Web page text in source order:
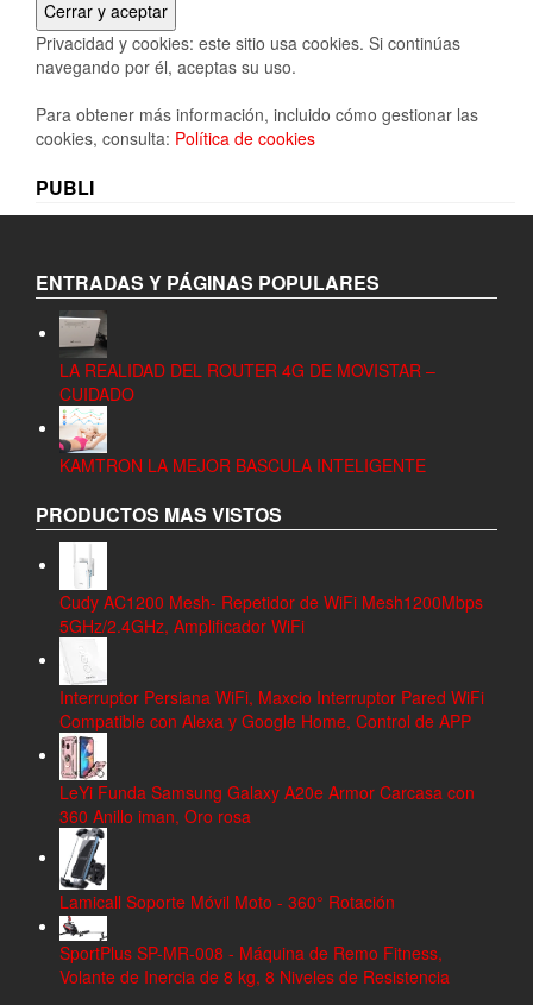
Privacidad y cookies: este sitio usa cookies. Si continúas
navegando por él, aceptas su uso.
Para obtener más información, incluido cómo gestionar las
cookies, consulta: Política de cookies
PUBLI
ENTRADAS Y PÁGINAS POPULARES
LA REALIDAD DEL ROUTER 4G DE MOVISTAR –
CUIDADO
KAMTRON LA MEJOR BASCULA INTELIGENTE
PRODUCTOS MAS VISTOS
Cudy AC1200 Mesh- Repetidor de WiFi Mesh1200Mbps
5GHz/2.4GHz, Amplificador WiFi
Interruptor Persiana WiFi, Maxcio Interruptor Pared WiFi
Compatible con Alexa y Google Home, Control de APP
LeYi Funda Samsung Galaxy A20e Armor Carcasa con
360 Anillo iman, Oro rosa
Lamicall Soporte Móvil Moto - 360° Rotación
SportPlus SP-MR-008 - Máquina de Remo Fitness,
Volante de Inercia de 8 kg, 8 Niveles de Resistencia